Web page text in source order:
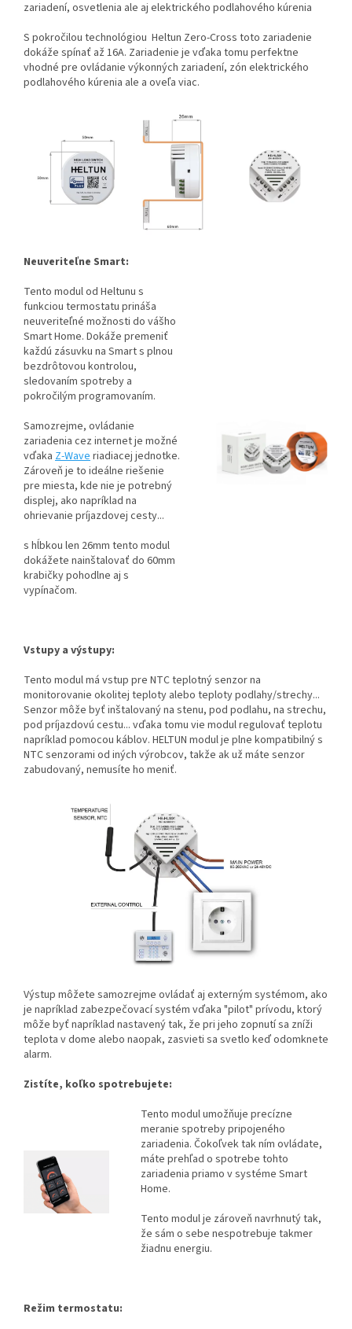
zariadení, osvetlenia ale aj elektrického podlahového kúrenia
S pokročilou technológiou Heltun Zero-Cross toto zariadenie
dokáže spínať až 16A. Zariadenie je vďaka tomu perfektne
vhodné pre ovládanie výkonných zariadení, zón elektrického
podlahového kúrenia ale a oveľa viac.
Neuveriteľne Smart:
Tento modul od Heltunu s
funkciou termostatu prináša
neuveriteľné možnosti do vášho
Smart Home. Dokáže premeniť
každú zásuvku na Smart s plnou
bezdrôtovou kontrolou,
sledovaním spotreby a
pokročilým programovaním.
Samozrejme, ovládanie
zariadenia cez internet je možné
vďaka Z-Wave riadiacej jednotke.
Zároveň je to ideálne riešenie
pre miesta, kde nie je potrebný
displej, ako napríklad na
ohrievanie príjazdovej cesty...
s hĺbkou len 26mm tento modul
dokážete nainštalovať do 60mm
krabičky pohodlne aj s
vypínačom.
Vstupy a výstupy:
Tento modul má vstup pre NTC teplotný senzor na
monitorovanie okolitej teploty alebo teploty podlahy/strechy...
Senzor môže byť inštalovaný na stenu, pod podlahu, na strechu,
pod príjazdovú cestu... vďaka tomu vie modul regulovať teplotu
napríklad pomocou káblov. HELTUN modul je plne kompatibilný s
NTC senzorami od iných výrobcov, takže ak už máte senzor
zabudovaný, nemusíte ho meniť.
Výstup môžete samozrejme ovládať aj externým systémom, ako
je napríklad zabezpečovací systém vďaka "pilot" prívodu, ktorý
môže byť napríklad nastavený tak, že pri jeho zopnutí sa zníži
teplota v dome alebo naopak, zasvieti sa svetlo keď odomknete
alarm.
Zistíte, koľko spotrebujete:
Tento modul umožňuje precízne
meranie spotreby pripojeného
zariadenia. Čokoľvek tak ním ovládate,
máte prehľad o spotrebe tohto
zariadenia priamo v systéme Smart
Home.
Tento modul je zároveň navrhnutý tak,
že sám o sebe nespotrebuje takmer
žiadnu energiu.
Režim termostatu: